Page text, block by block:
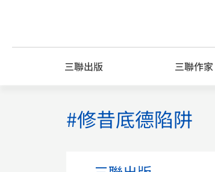
content
三聯出版 三聯作家
#修昔底德陷阱